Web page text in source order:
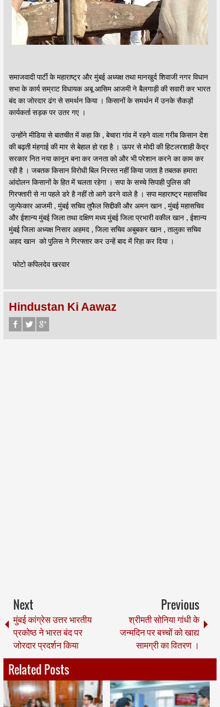
समाजवादी पार्टी के महाराष्ट्र और मुंबई अध्यक्ष तथा मानखुर्द शिवाजी नगर विधान
सभा के कार्य सम्राट विधायक अबू आसिम आजमी ने बैलगाड़ी की सवारी कर भारत
बंद का जोरदार ढंग से समर्थन किया । किसानों के समर्थन में उनके सैकड़ों
कार्यकर्ता सड़क पर उतर गए ।
उन्होंने मीडिया से बातचीत में कहा कि , बेचारा गांव में रहने वाला गरीब किसान देश
की बढ़ती मंहगाई की मार से बेहाल हो रहा है । ऊपर से मोदी की हिटलरशाही केंद्र
सरकार नित नया कानून बना कर जनता को और भी परेशान करने का काम कर
रही है । जबतक किसान विरोधी बिल निरस्त नहीं किया जाता है तबतक हमारा
आंदोलन किसानों के हित में चलता रहेगा । सपा के सच्चे सिपाही पुलिस की
गिरफ्तारी से ना पहले डरे है नहीं तो आगे डरने वाले है । सपा महाराष्ट्र महासचिव
जुल्फेकार आजमी , मुंबई सचिव तुफैल सिद्दीकी और अमन खान , मुंबई महासचिव
और ईशान्य मुंबई जिला तथा दक्षिण मध्य मुंबई जिला प्रभारी वकील खान , ईशान्य
मुंबई जिला अध्यक्ष निसार अहमद , जिला सचिव अबुबकर खान , तालुका सचिव
अहद खान को पुलिस ने गिरफ्तार कर उन्हें बाद में रिहा कर दिया ।
फोटो कपिलदेव खरवार
Hindustan Ki Aawaz
Next
मुंबई कांग्रेस उत्तर भारतीय
प्रकोष्ठ ने भारत बंद पर
जोरदार प्रदर्शन किया
Previous
श्रीमती सोनिया गांधी के
जन्मदिन पर बच्चों को खाद्य
सामग्री का वितरण ।
Related Posts